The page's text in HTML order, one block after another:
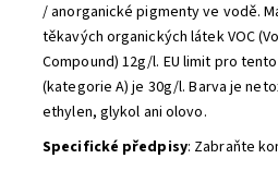
/ anorganické pigmenty ve vodě.
těkavých organických látek VOC
Compound) 12g/l. EU limit pro
(kategorie A) je 30g/l. Barva je
ethylen, glykol ani olovo.
Specifické předpisy: Zabraňte